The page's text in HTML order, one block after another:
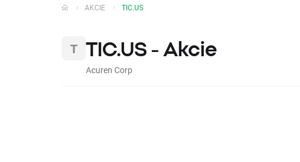
AKCIE TIC.US
TIC.US - Akcie
Acuren Corp